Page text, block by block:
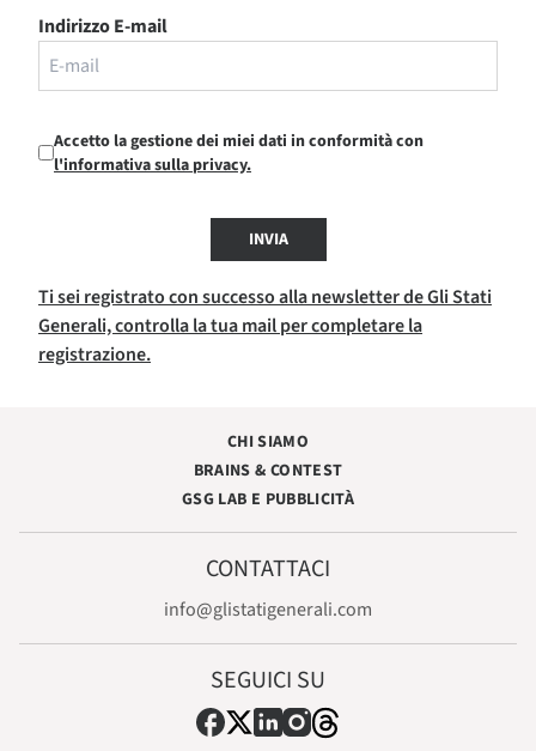
Indirizzo E-mail
Accetto la gestione dei miei dati in conformità con
l'informativa sulla privacy.
INVIA
Ti sei registrato con successo alla newsletter de Gli Stati
Generali, controlla la tua mail per completare la
registrazione.
CHI SIAMO
BRAINS & CONTEST
GSG LAB E PUBBLICITÀ
CONTATTACI
info@glistatigenerali.com
SEGUICI SU